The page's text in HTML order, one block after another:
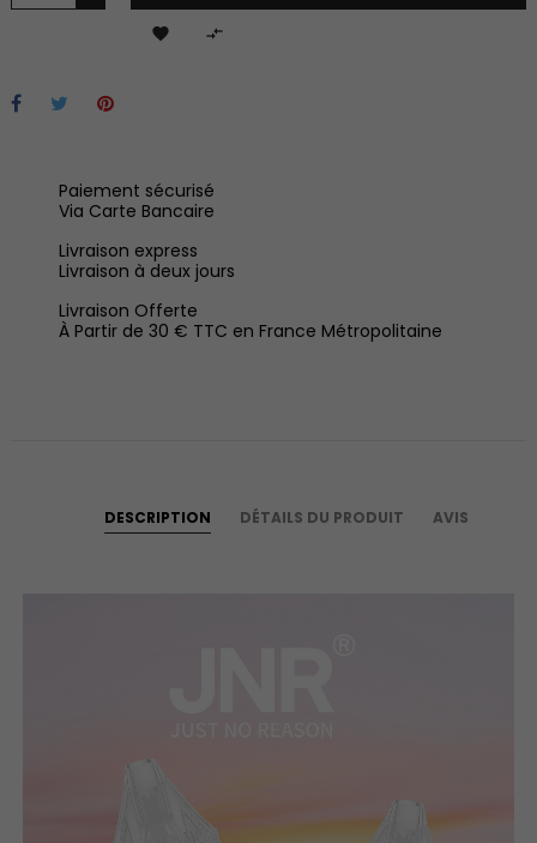
 
Paiement sécurisé
Via Carte Bancaire
Livraison express
Livraison à deux jours
Livraison Offerte
À Partir de 30 € TTC en France Métropolitaine
DESCRIPTION DÉTAILS DU PRODUIT AVIS